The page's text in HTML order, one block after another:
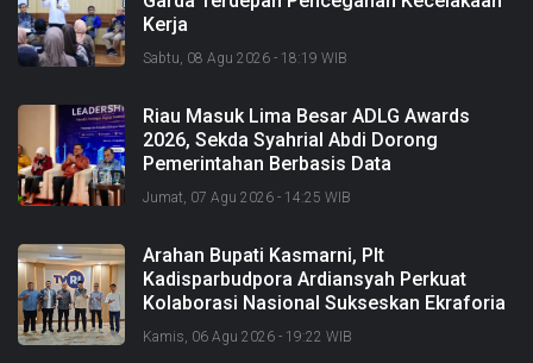
Kerja
Sabtu, 08 Agu 2026 - 18:19 WIB
Riau Masuk Lima Besar ADLG Awards
2026, Sekda Syahrial Abdi Dorong
Pemerintahan Berbasis Data
Jumat, 07 Agu 2026 - 14:25 WIB
Arahan Bupati Kasmarni, Plt
Kadisparbudpora Ardiansyah Perkuat
Kolaborasi Nasional Sukseskan Ekraforia
2026 dan Bangun Bengkalis sebagai
Kabupaten Kreatif
Kamis, 06 Agu 2026 - 19:22 WIB